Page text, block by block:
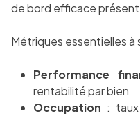
de bord efficace
Métriques essentielles à
Performance
rentabilité par bien
Occupation :